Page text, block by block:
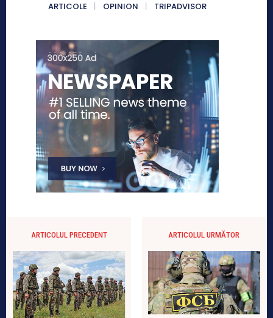
ARTICOLE OPINION TRIPADVISOR
ARTICOLUL PRECEDENT ARTICOLUL URMĂTOR